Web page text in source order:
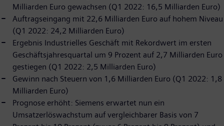
Milliarden Euro gewachsen (Q1 2022: 16,5 Milliarden Euro)
Auftragseingang mit 22,6 Milliarden Euro auf hohem Niveau
(Q1 2022: 24,2 Milliarden Euro)
Ergebnis Industrielles Geschäft mit Rekordwert im ersten
Geschäftsjahresquartal um 9 Prozent auf 2,7 Milliarden Euro
gestiegen (Q1 2022: 2,5 Milliarden Euro)
Gewinn nach Steuern von 1,6 Milliarden Euro (Q1 2022: 1,8
Milliarden Euro)
Prognose erhöht: Siemens erwartet nun ein
Umsatzerlöswachstum auf vergleichbarer Basis von 7